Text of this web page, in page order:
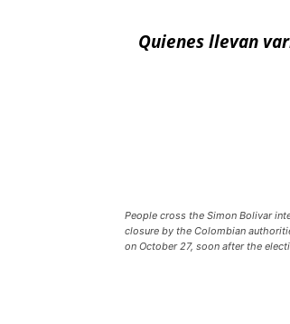
Quienes llevan
People cross the Simon Bolivar
closure by the Colombian
on October 27, soon after the